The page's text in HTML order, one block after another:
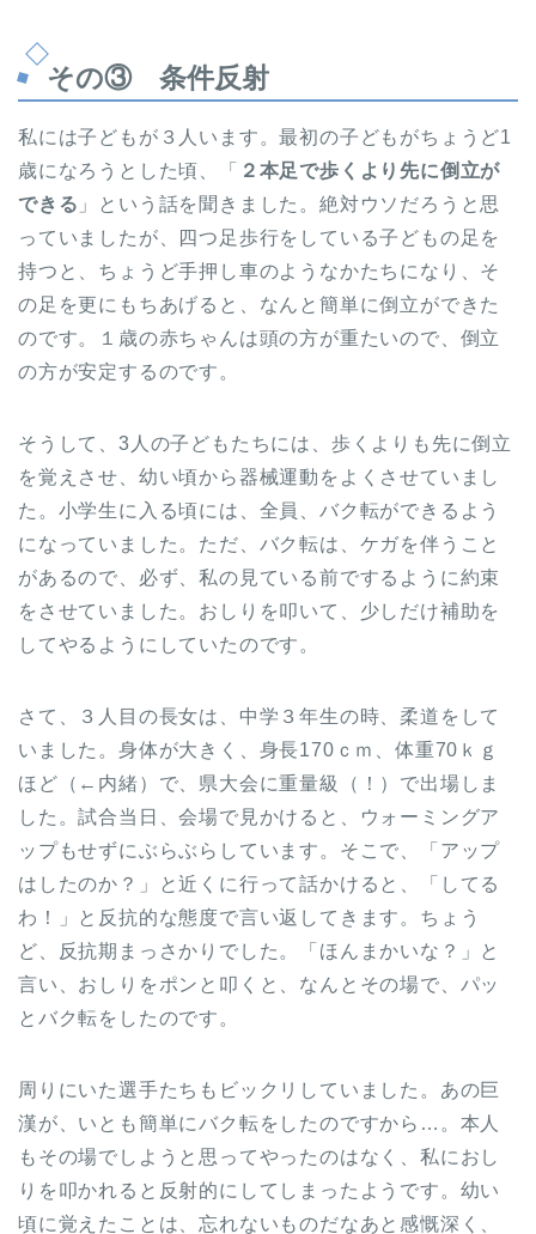
その③ 条件反射
私には子どもが３人います。最初の子どもがちょうど1
歳になろうとした頃、「
２本足で歩くより先に倒立が
できる 」という話を聞きました。絶対ウソだろうと思
っていましたが、四つ足歩行をしている子どもの足を
持つと、ちょうど手押し車のようなかたちになり、そ
の足を更にもちあげると、なんと簡単に倒立ができた
のです。１歳の赤ちゃんは頭の方が重たいので、倒立
の方が安定するのです。
そうして、3人の子どもたちには、歩くよりも先に倒立
を覚えさせ、幼い頃から器械運動をよくさせていまし
た。小学生に入る頃には、全員、バク転ができるよう
になっていました。ただ、バク転は、ケガを伴うこと
があるので、必ず、私の見ている前でするように約束
をさせていました。おしりを叩いて、少しだけ補助を
してやるようにしていたのです。
さて、３人目の長女は、中学３年生の時、柔道をして
いました。身体が大きく、身長170ｃｍ、体重70ｋｇ
ほど（←内緒）で、県大会に重量級（！）で出場しま
した。試合当日、会場で見かけると、ウォーミングア
ップもせずにぶらぶらしています。そこで、「アップ
はしたのか？」と近くに行って話かけると、「してる
わ！」と反抗的な態度で言い返してきます。ちょう
ど、反抗期まっさかりでした。「ほんまかいな？」と
言い、おしりをポンと叩くと、なんとその場で、パッ
とバク転をしたのです。
周りにいた選手たちもビックリしていました。あの巨
漢が、いとも簡単にバク転をしたのですから…。本人
もその場でしようと思ってやったのはなく、私におし
りを叩かれると反射的にしてしまったようです。幼い
頃に覚えたことは、忘れないものだなあと感慨深く、